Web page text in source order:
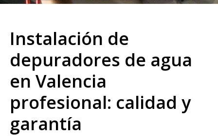
Instalación de
depuradores de agua
en Valencia
profesional: calidad y
garantía